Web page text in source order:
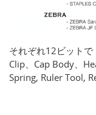
それぞれ12ビットで
Clip、Cap Body、
Spring, Ruler Tool,